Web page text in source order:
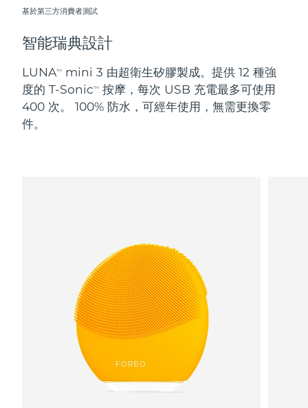
基於第三方消費者測試
智能瑞典設計
LUNATM
mini 3 由超衛生矽膠製成。提供 12 種強
度的 T-SonicTM
按摩，每次 USB 充電最多可使用
400 次。 100% 防水，可經年使用，無需更換零
件。
台灣
泰國
土耳其 預計送達日期 8/13/26
阿拉伯聯合大公國 預計送達日期8/13/26